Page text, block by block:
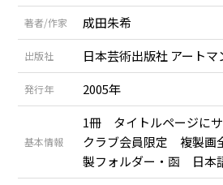
著者/作家 成田朱希
出版社 日本芸術出版社 アートマ
発行年 2005年
基本情報
1冊 タイトルページに
クラブ会員限定 複製画
製フォルダー・函 日本